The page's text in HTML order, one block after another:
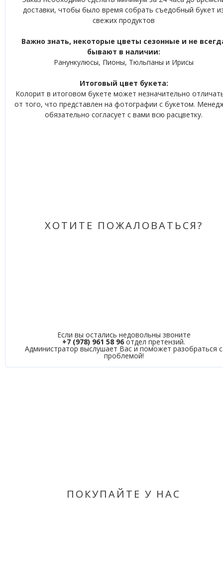
доставки, чтобы было время собрать съедобный букет
свежих продуктов
Важно знать, некоторые цветы сезонные и не
бывают в наличии:
Ранункулюсы, Пионы, Тюльпаны и Ирисы
Итоговый цвет букета:
Колорит в итоговом букете может незначительно
от того, что представлен на фотографии с букетом.
обязательно согласует с вами всю расцветку.
ХОТИТЕ ПОЖАЛОВАТЬСЯ?
Если вы остались недовольны звоните
+7 (978) 961 58 96 отдел претензий.
Администратор выслушает Вас и поможет разобраться с
проблемой!
ПОКУПАЙТЕ У НАС